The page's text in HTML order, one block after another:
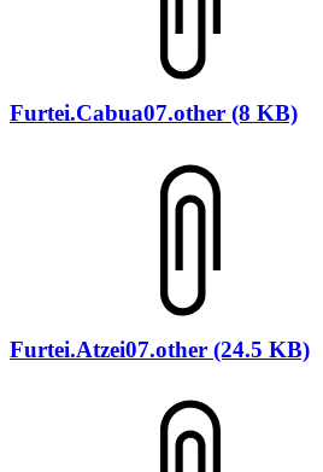
Furtei.Cabua07.other (8 KB)
Furtei.Atzei07.other (24.5 KB)